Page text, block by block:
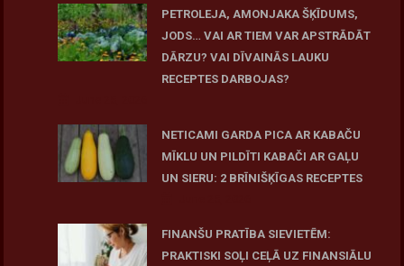
PETROLEJA, AMONJAKA ŠĶĪDUMS,
JODS… VAI AR TIEM VAR APSTRĀDĀT
DĀRZU? VAI DĪVAINĀS LAUKU
RECEPTES DARBOJAS?
NETICAMI GARDA PICA AR KABAČU
MĪKLU UN PILDĪTI KABAČI AR GAĻU
UN SIERU: 2 BRĪNIŠĶĪGAS RECEPTES
FINANŠU PRATĪBA SIEVIETĒM:
PRAKTISKI SOĻI CEĻĀ UZ FINANSIĀLU